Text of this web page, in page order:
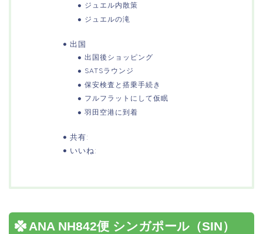
ジュエル内散策
ジュエルの滝
出国
出国後ショッピング
SATSラウンジ
保安検査と搭乗手続き
フルフラットにして仮眠
羽田空港に到着
共有:
いいね:
ANA NH842便 シンガポール（SIN）